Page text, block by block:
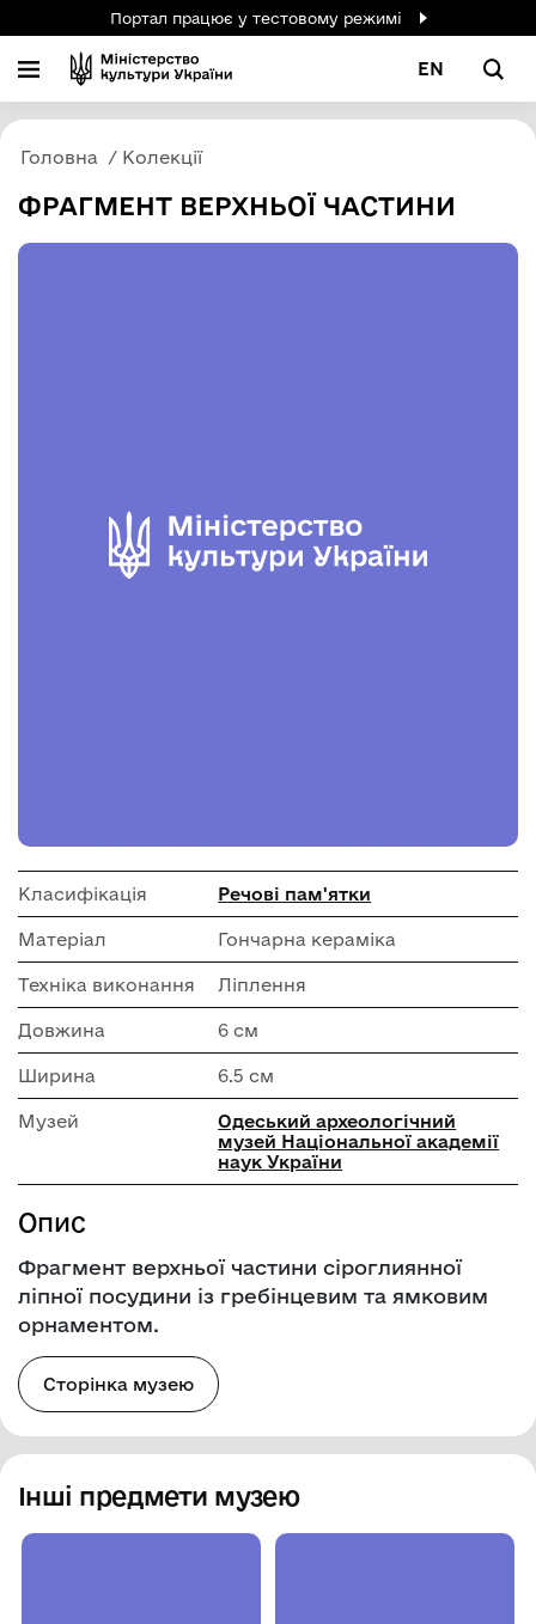
Портал працює у тестовому режимі
EN
Головна Колекції
ФРАГМЕНТ ВЕРХНЬОЇ ЧАСТИНИ
Класифікація Речові пам'ятки
Матеріал Гончарна кераміка
Техніка виконання Ліплення
Довжина 6 см
Ширина 6.5 см
Музей
Одеський археологічний
музей Національної академії
наук України
Опис
Фрагмент верхньої частини сіроглиянної
ліпної посудини із гребінцевим та ямковим
орнаментом.
Сторінка музею
Інші предмети музею